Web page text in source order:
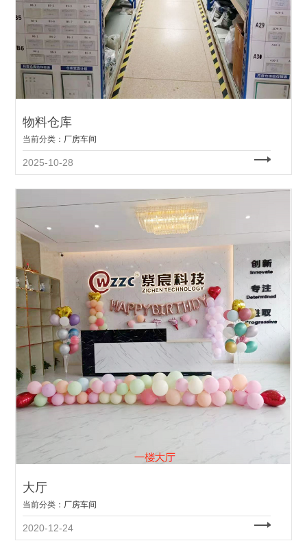
物料仓库
当前分类： 厂房车间
2025-10-28
大厅
当前分类： 厂房车间
2020-12-24